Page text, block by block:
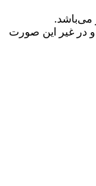
می‌باشد.
در غیر این صورت